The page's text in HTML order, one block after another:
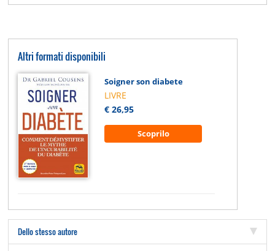
Altri formati disponibili
Soigner son diabete
LIVRE
€ 26,95
Scoprilo
Dello stesso autore